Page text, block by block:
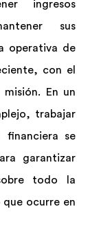
ingresos
sus
operativa de
con el
En un
trabajar
financiera se
garantizar
todo la
ocurre en